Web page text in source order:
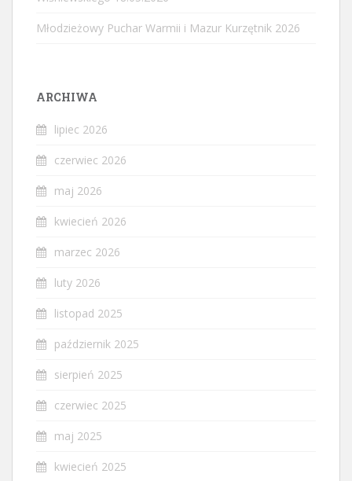
Młodzieżowy Puchar Warmii i Mazur Kurzętnik 2026
ARCHIWA
lipiec 2026
czerwiec 2026
maj 2026
kwiecień 2026
marzec 2026
luty 2026
listopad 2025
październik 2025
sierpień 2025
czerwiec 2025
maj 2025
kwiecień 2025